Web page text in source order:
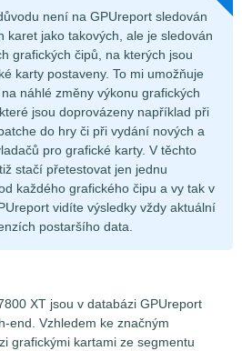
není na GPUreport sledován
karet jako takových, ale je sledován
grafických čipů, na kterých jsou
karty postaveny. To mi umožňuje
náhlé změny výkonu grafických
jsou doprovázeny například při
do hry či při vydání nových a
pro grafické karty. V těchto
stačí přetestovat jen jednu
každého grafického čipu a vy tak v
vidíte výsledky vždy aktuální
postaršího data.
XT jsou v databázi GPUreport
end. Vzhledem ke značným
grafickými kartami ze segmentu